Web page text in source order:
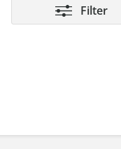
Filter